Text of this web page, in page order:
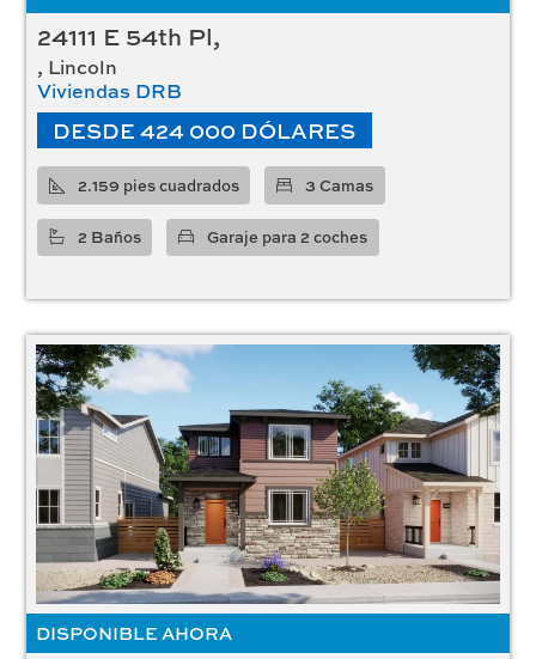
24111 E 54th Pl,
, Lincoln
Viviendas DRB
DESDE 424 000 DÓLARES
2.159 pies cuadrados 3 Camas
2 Baños Garaje para 2 coches
DISPONIBLE AHORA